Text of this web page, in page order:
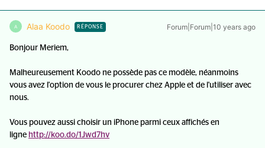
A Alaa Koodo RÉPONSE Forum|Forum|10 years ago
Bonjour Meriem,
Malheureusement Koodo ne possède pas ce modèle, néanmoins
vous avez l'option de vous le procurer chez Apple et de l'utiliser avec
nous.
Vous pouvez aussi choisir un iPhone parmi ceux affichés en
ligne http://koo.do/1Jwd7hv